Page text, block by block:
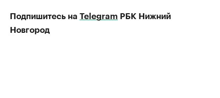
Подпишитесь на Telegram РБК Нижний
Новгород